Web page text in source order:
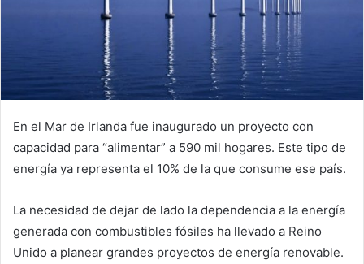
En el Mar de Irlanda fue inaugurado un proyecto con
capacidad para “alimentar” a 590 mil hogares. Este tipo de
energía ya representa el 10% de la que consume ese país.
La necesidad de dejar de lado la dependencia a la energía
generada con combustibles fósiles ha llevado a Reino
Unido a planear grandes proyectos de energía renovable.